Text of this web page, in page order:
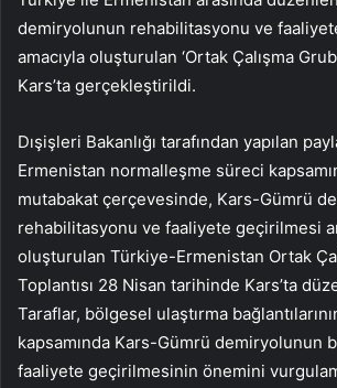
demiryolunun rehabilitasyonu ve
amacıyla oluşturulan ‘Ortak Çalışma
Kars’ta gerçekleştirildi.
Dışişleri Bakanlığı tarafından yapılan
Ermenistan normalleşme süreci
mutabakat çerçevesinde, Kars-Gümrü
rehabilitasyonu ve faaliyete geçirilmesi
oluşturulan Türkiye-Ermenistan Ortak
Toplantısı 28 Nisan tarihinde Kars’ta
Taraflar, bölgesel ulaştırma
kapsamında Kars-Gümrü demiryolunun
faaliyete geçirilmesinin önemini